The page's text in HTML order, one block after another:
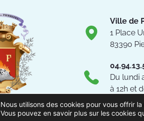
Ville de
1 Place
83390
Du lundi
à 12h et
Nous utilisons des cookies pour vous offrir
Vous pouvez en savoir plus sur les cookies